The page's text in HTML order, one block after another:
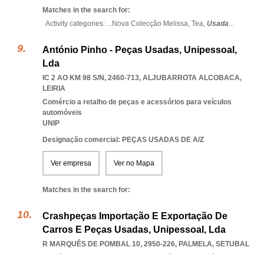
Matches in the search for:
Activity categories: ...Nova Colecção Melissa, Tea, Usada...
António Pinho - Peças Usadas, Unipessoal,
Lda
IC 2 AO KM 98 S/N, 2460-713, ALJUBARROTA ALCOBACA,
LEIRIA
Comércio a retalho de peças e acessórios para veículos
automóveis
UNIP
Designação comercial: PEÇAS USADAS DE A/Z
Ver empresa Ver no Mapa
Matches in the search for:
Crashpeças Importação E Exportação De
Carros E Peças Usadas, Unipessoal, Lda
R MARQUÊS DE POMBAL 10, 2950-226, PALMELA, SETUBAL